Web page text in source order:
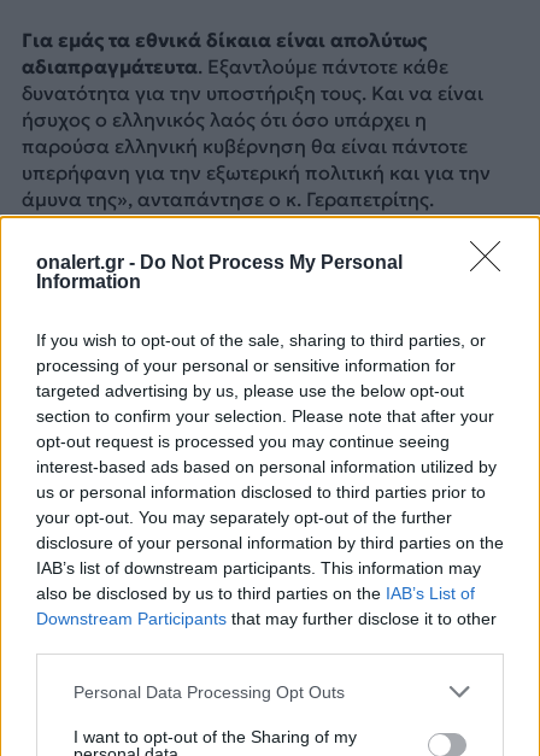
onalert.gr - Do Not Process My Personal
Information
If you wish to opt-out of the sale, sharing to third parties, or
processing of your personal or sensitive information for
targeted advertising by us, please use the below opt-out
section to confirm your selection. Please note that after your
opt-out request is processed you may continue seeing
interest-based ads based on personal information utilized by
us or personal information disclosed to third parties prior to
your opt-out. You may separately opt-out of the further
disclosure of your personal information by third parties on the
IAB’s list of downstream participants. This information may
also be disclosed by us to third parties on the IAB’s List of
Downstream Participants that may further disclose it to other
Personal Data Processing Opt Outs
I want to opt-out of the Sharing of my
Για εμάς τα εθνικά δίκαια είναι απολύτως
αδιαπραγμάτευτα. Εξαντλούμε πάντοτε κάθε
δυνατότητα για την υποστήριξη τους. Και να είναι
ήσυχος ο ελληνικός λαός ότι όσο υπάρχει η
παρούσα ελληνική κυβέρνηση θα είναι πάντοτε
υπερήφανη για την εξωτερική πολιτική και για την
άμυνα της», ανταπάντησε ο κ. Γεραπετρίτης.
Πηγή: ΑΠΕ – ΜΠΕ
F-35 ΓΙΩΡΓΟΣ ΓΕΡΑΠΕΤΡΙΤΗΣ